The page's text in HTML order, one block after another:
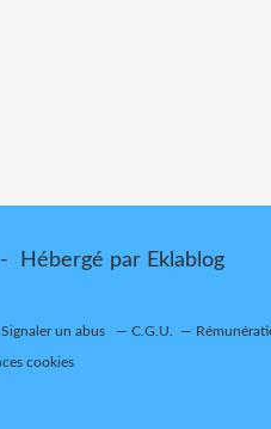
Hébergé par Eklablog
Signaler un abus C.G.U.
cookies